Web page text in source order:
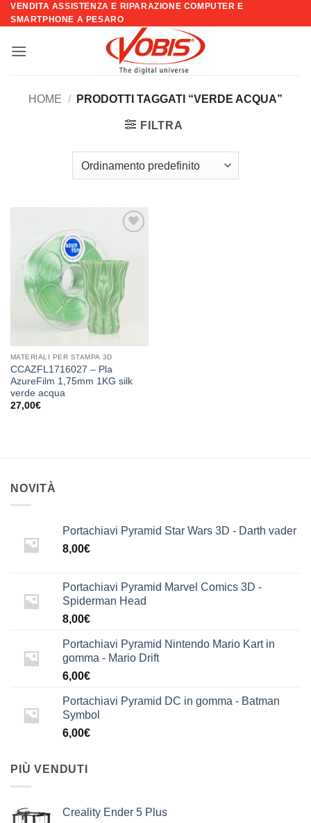
Salta
ai
VENDITA ASSISTENZA E RIPARAZIONE COMPUTER E
SMARTPHONE A PESARO
HOME / PRODOTTI TAGGATI “VERDE ACQUA”
FILTRA
dei
desideri
MATERIALI PER STAMPA 3D
CCAZFL1716027 – Pla
AzureFilm 1,75mm 1KG silk
verde acqua
27,00€
NOVITÀ
Portachiavi Pyramid Star Wars 3D - Darth vader
8,00€
Portachiavi Pyramid Marvel Comics 3D -
Spiderman Head
8,00€
Portachiavi Pyramid Nintendo Mario Kart in
gomma - Mario Drift
6,00€
Portachiavi Pyramid DC in gomma - Batman
Symbol
6,00€
PIÙ VENDUTI
Creality Ender 5 Plus